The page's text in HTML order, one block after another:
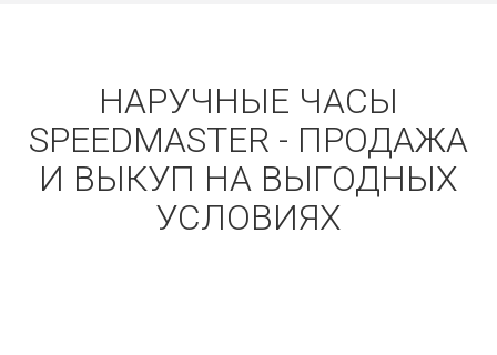
НАРУЧНЫЕ ЧАСЫ
SPEEDMASTER - ПРОДАЖА
И ВЫКУП НА ВЫГОДНЫХ
УСЛОВИЯХ